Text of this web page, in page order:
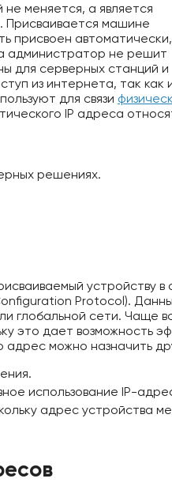
меняется, а является
Присваивается машине
присвоен автоматически,
администратор не решит
для серверных станций и
из интернета, так как
для связи
IP адреса
решениях.
устройству
Protocol).
глобальной сети. Чаще
это дает возможность
можно назначить
использование IP-
адрес устройства